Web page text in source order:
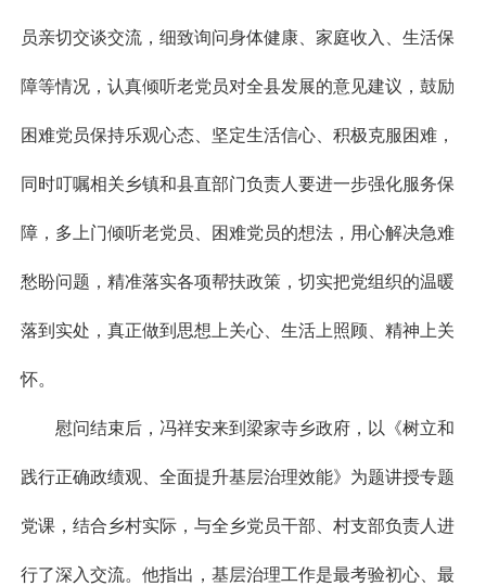
员亲切交谈交流，细致询问身体健康、家庭收入、生活保
障等情况，认真倾听老党员对全县发展的意见建议，鼓励
困难党员保持乐观心态、坚定生活信心、积极克服困难，
同时叮嘱相关乡镇和县直部门负责人要进一步强化服务保
障，多上门倾听老党员、困难党员的想法，用心解决急难
愁盼问题，精准落实各项帮扶政策，切实把党组织的温暖
落到实处，真正做到思想上关心、生活上照顾、精神上关
怀。
慰问结束后，冯祥安来到梁家寺乡政府，以《树立和
践行正确政绩观、全面提升基层治理效能》为题讲授专题
党课，结合乡村实际，与全乡党员干部、村支部负责人进
行了深入交流。他指出，基层治理工作是最考验初心、最